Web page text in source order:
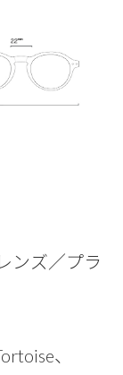
ンズ／プラ
、